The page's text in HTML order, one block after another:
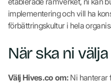
implementering och vill ha
förbättringskultur i hela
När ska ni
Välj Hives.co om: Ni hanterar